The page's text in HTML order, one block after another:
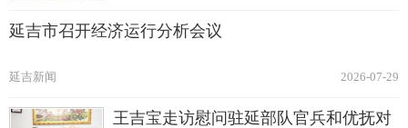
延吉市召开经济运行分析会议
2026-07-29
延吉新闻
王吉宝走访慰问驻延部队官兵和优抚对